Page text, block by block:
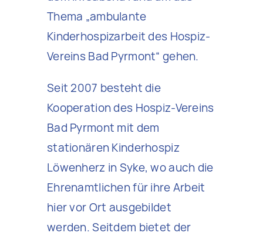
Thema „ambulante
Kinderhospizarbeit des Hospiz-
Vereins Bad Pyrmont“ gehen.
Seit 2007 besteht die
Kooperation des Hospiz-Vereins
Bad Pyrmont mit dem
stationären Kinderhospiz
Löwenherz in Syke, wo auch die
Ehrenamtlichen für ihre Arbeit
hier vor Ort ausgebildet
werden. Seitdem bietet der